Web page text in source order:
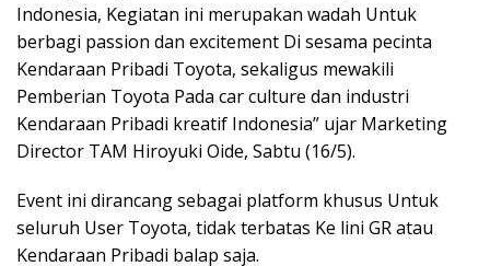
Indonesia, Kegiatan ini merupakan wadah Untuk
berbagi passion dan excitement Di sesama pecinta
Kendaraan Pribadi Toyota, sekaligus mewakili
Pemberian Toyota Pada car culture dan industri
Kendaraan Pribadi kreatif Indonesia” ujar Marketing
Director TAM Hiroyuki Oide, Sabtu (16/5).
Event ini dirancang sebagai platform khusus Untuk
seluruh User Toyota, tidak terbatas Ke lini GR atau
Kendaraan Pribadi balap saja.